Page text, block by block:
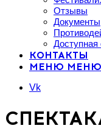
Отзывы
Документы
Доступная
КОНТАКТЫ
МЕНЮ МЕНЮ
Vk